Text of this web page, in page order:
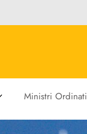
Ministri Ordinati